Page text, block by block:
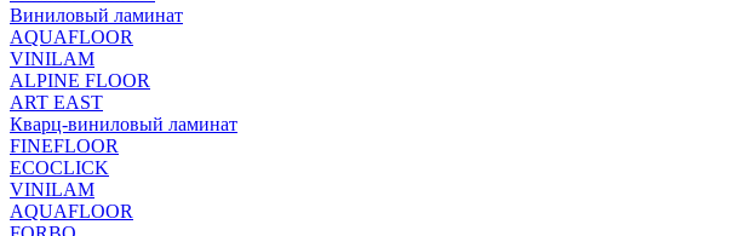
Виниловый ламинат
AQUAFLOOR
VINILAM
ALPINE FLOOR
ART EAST
Кварц-виниловый ламинат
FINEFLOOR
ECOCLICK
VINILAM
AQUAFLOOR